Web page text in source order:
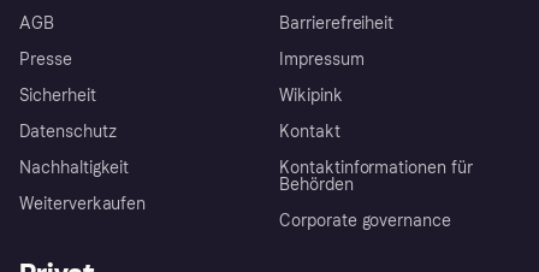
AGB
Presse
Sicherheit
Datenschutz
Nachhaltigkeit
Weiterverkaufen
Barrierefreiheit
Impressum
Wikipink
Kontakt
Kontaktinformationen für
Behörden
Corporate governance